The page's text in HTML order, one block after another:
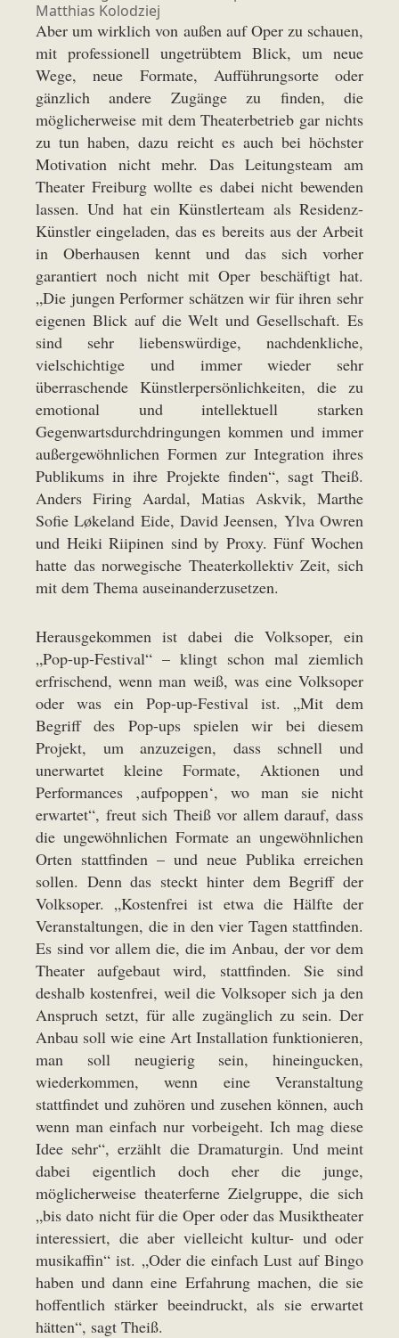
Matthias Kolodziej
Aber um wirklich von außen auf Oper zu schauen,
mit professionell ungetrübtem Blick, um neue
Wege, neue Formate, Aufführungsorte oder
gänzlich andere Zugänge zu finden, die
möglicherweise mit dem Theaterbetrieb gar nichts
zu tun haben, dazu reicht es auch bei höchster
Motivation nicht mehr. Das Leitungsteam am
Theater Freiburg wollte es dabei nicht bewenden
lassen. Und hat ein Künstlerteam als Residenz-
Künstler eingeladen, das es bereits aus der Arbeit
in Oberhausen kennt und das sich vorher
garantiert noch nicht mit Oper beschäftigt hat.
„Die jungen Performer schätzen wir für ihren sehr
eigenen Blick auf die Welt und Gesellschaft. Es
sind sehr liebenswürdige, nachdenkliche,
vielschichtige und immer wieder sehr
überraschende Künstlerpersönlichkeiten, die zu
emotional und intellektuell starken
Gegenwartsdurchdringungen kommen und immer
außergewöhnlichen Formen zur Integration ihres
Publikums in ihre Projekte finden“, sagt Theiß.
Anders Firing Aardal, Matias Askvik, Marthe
Sofie Løkeland Eide, David Jeensen, Ylva Owren
und Heiki Riipinen sind by Proxy. Fünf Wochen
hatte das norwegische Theaterkollektiv Zeit, sich
mit dem Thema auseinanderzusetzen.
Herausgekommen ist dabei die Volksoper, ein
„Pop-up-Festival“ – klingt schon mal ziemlich
erfrischend, wenn man weiß, was eine Volksoper
oder was ein Pop-up-Festival ist. „Mit dem
Begriff des Pop-ups spielen wir bei diesem
Projekt, um anzuzeigen, dass schnell und
unerwartet kleine Formate, Aktionen und
Performances ‚aufpoppen‘, wo man sie nicht
erwartet“, freut sich Theiß vor allem darauf, dass
die ungewöhnlichen Formate an ungewöhnlichen
Orten stattfinden – und neue Publika erreichen
sollen. Denn das steckt hinter dem Begriff der
Volksoper. „Kostenfrei ist etwa die Hälfte der
Veranstaltungen, die in den vier Tagen stattfinden.
Es sind vor allem die, die im Anbau, der vor dem
Theater aufgebaut wird, stattfinden. Sie sind
deshalb kostenfrei, weil die Volksoper sich ja den
Anspruch setzt, für alle zugänglich zu sein. Der
Anbau soll wie eine Art Installation funktionieren,
man soll neugierig sein, hineingucken,
wiederkommen, wenn eine Veranstaltung
stattfindet und zuhören und zusehen können, auch
wenn man einfach nur vorbeigeht. Ich mag diese
Idee sehr“, erzählt die Dramaturgin. Und meint
dabei eigentlich doch eher die junge,
möglicherweise theaterferne Zielgruppe, die sich
„bis dato nicht für die Oper oder das Musiktheater
interessiert, die aber vielleicht kultur- und oder
musikaffin“ ist. „Oder die einfach Lust auf Bingo
haben und dann eine Erfahrung machen, die sie
hoffentlich stärker beeindruckt, als sie erwartet
hätten“, sagt Theiß.